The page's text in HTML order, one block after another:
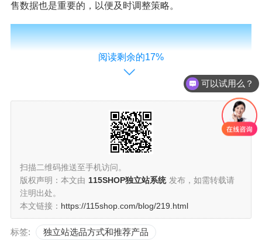
售数据也是重要的，以便及时调整策略。
4. 结论
在跨境电商领域，多平台运营是一种有潜力的战略，可以
阅读剩余的17%
扫描二维码推送至手机访问。
版权声明：本文由 115SHOP独立站系统 发布，如需转载请
注明出处。
本文链接： https://115shop.com/blog/219.html
标签: 独立站选品方式和推荐产品
可以试用么？